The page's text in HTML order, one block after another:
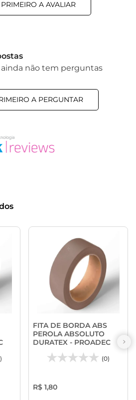
A AVALIAR
não tem perguntas
A PERGUNTAR
FITA DE BORDA ABS
PEROLA ABSOLUTO
DURATEX - PROADEC
(0)
R$ 1,80